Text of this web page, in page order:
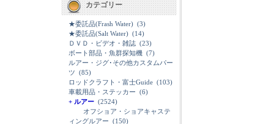
カテゴリー
★委託品(Frash Water) (3)
★委託品(Salt Water) (14)
ＤＶＤ・ビデオ・雑誌 (23)
ボート部品・魚群探知機 (7)
ルアー・ジグ･その他カスタムパー
ツ (85)
ロッドクラフト・富士Guide (103)
車載用品・ステッカー (6)
+ ルアー (2524)
オフショア・ショアキャステ
ィングルアー (150)